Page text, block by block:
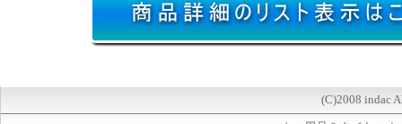
(C)2008 indac